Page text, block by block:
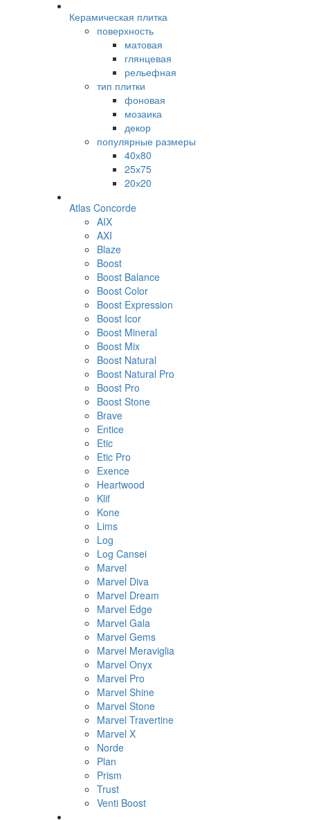
Керамическая плитка
поверхность
матовая
глянцевая
рельефная
тип плитки
фоновая
мозаика
декор
популярные размеры
40х80
25х75
20х20
Atlas Concorde
AIX
AXI
Blaze
Boost
Boost Balance
Boost Color
Boost Expression
Boost Icor
Boost Mineral
Boost Mix
Boost Natural
Boost Natural Pro
Boost Pro
Boost Stone
Brave
Entice
Etic
Etic Pro
Exence
Heartwood
Klif
Kone
Lims
Log
Log Cansei
Marvel
Marvel Diva
Marvel Dream
Marvel Edge
Marvel Gala
Marvel Gems
Marvel Meraviglia
Marvel Onyx
Marvel Pro
Marvel Shine
Marvel Stone
Marvel Travertine
Marvel X
Norde
Plan
Prism
Trust
Venti Boost